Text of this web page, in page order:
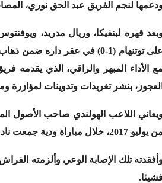
لنجم الفريق عبد الحق نوري،
قهره لبنفيكا، وريال مدريد،
على توتنهام (1-0) في عقر
مع الأداء المبهر والراقي، الذي يقدمه
العجوز، بنشر تغريدات وتدوينات
اللاعب الهولندي صاحب الأصول
من يوليو 2017، خلال مباراة ودية جمعت نادي أياكس وفيردر بريمن الألماني.
تلك الإصابة الوعي وألزمته